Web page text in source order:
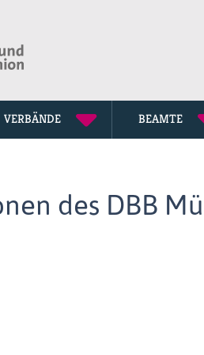
VERBÄNDE BEAMTE
des DBB